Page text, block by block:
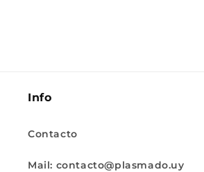
Info
Contacto
Mail: contacto@plasmado.uy